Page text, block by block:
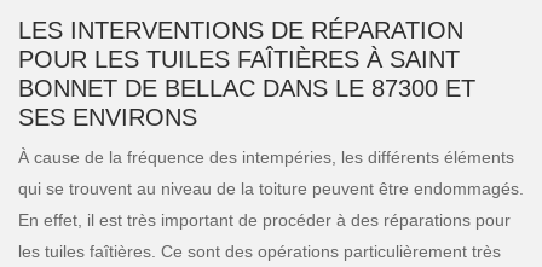
LES INTERVENTIONS DE RÉPARATION
POUR LES TUILES FAÎTIÈRES À SAINT
BONNET DE BELLAC DANS LE 87300 ET
SES ENVIRONS
À cause de la fréquence des intempéries, les différents éléments
qui se trouvent au niveau de la toiture peuvent être endommagés.
En effet, il est très important de procéder à des réparations pour
les tuiles faîtières. Ce sont des opérations particulièrement très